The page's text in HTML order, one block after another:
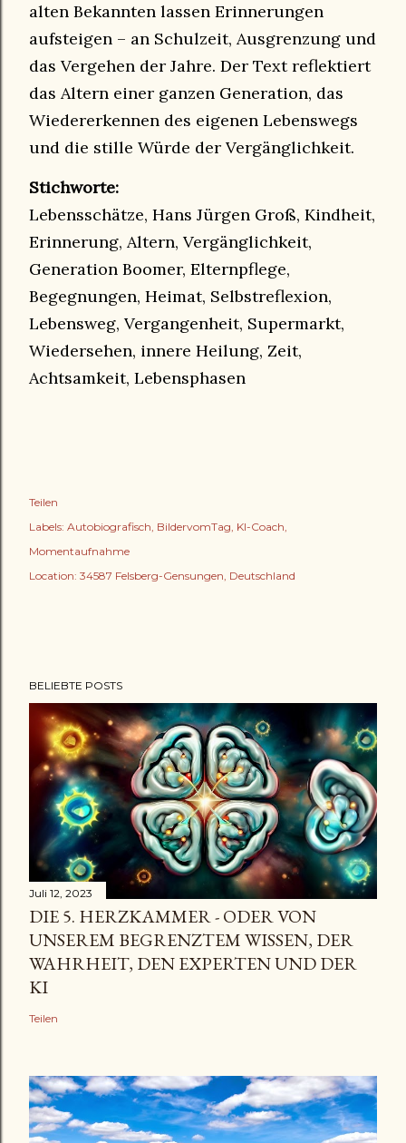
alten Bekannten lassen Erinnerungen
aufsteigen – an Schulzeit, Ausgrenzung und
das Vergehen der Jahre. Der Text reflektiert
das Altern einer ganzen Generation, das
Wiedererkennen des eigenen Lebenswegs
und die stille Würde der Vergänglichkeit.
Stichworte:
Lebensschätze, Hans Jürgen Groß, Kindheit,
Erinnerung, Altern, Vergänglichkeit,
Generation Boomer, Elternpflege,
Begegnungen, Heimat, Selbstreflexion,
Lebensweg, Vergangenheit, Supermarkt,
Wiedersehen, innere Heilung, Zeit,
Achtsamkeit, Lebensphasen
Teilen
Labels: Autobiografisch BildervomTag KI-Coach
Momentaufnahme
Location: 34587 Felsberg-Gensungen, Deutschland
BELIEBTE POSTS
Juli 12, 2023
DIE 5. HERZKAMMER - ODER VON
UNSEREM BEGRENZTEM WISSEN, DER
WAHRHEIT, DEN EXPERTEN UND DER
KI
Teilen